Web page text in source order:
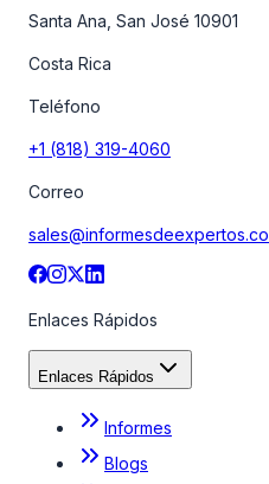
Santa Ana, San José 10901
Costa Rica
Teléfono
+1 (818) 319-4060
Correo
Enlaces Rápidos
Enlaces Rápidos
Informes
Blogs